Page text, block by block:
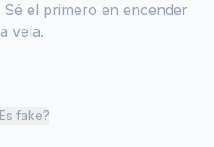
el primero en encender
vela.
fake?